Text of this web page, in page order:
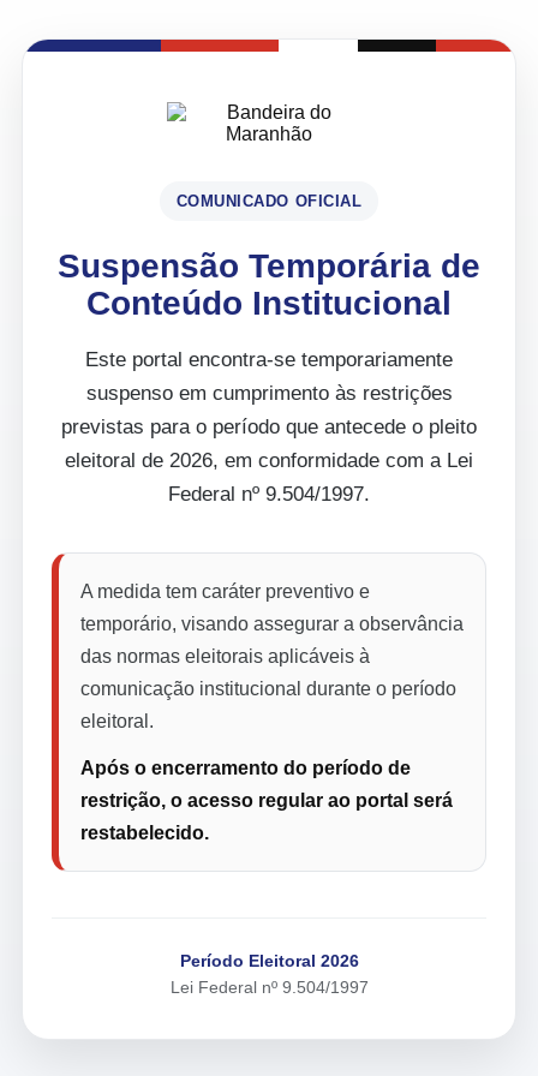
COMUNICADO OFICIAL
Suspensão Temporária de
Conteúdo Institucional
Este portal encontra-se temporariamente
suspenso em cumprimento às restrições
previstas para o período que antecede o pleito
eleitoral de 2026, em conformidade com a Lei
Federal nº 9.504/1997.
A medida tem caráter preventivo e
temporário, visando assegurar a observância
das normas eleitorais aplicáveis à
comunicação institucional durante o período
eleitoral.
Após o encerramento do período de
restrição, o acesso regular ao portal será
restabelecido.
Período Eleitoral 2026
Lei Federal nº 9.504/1997